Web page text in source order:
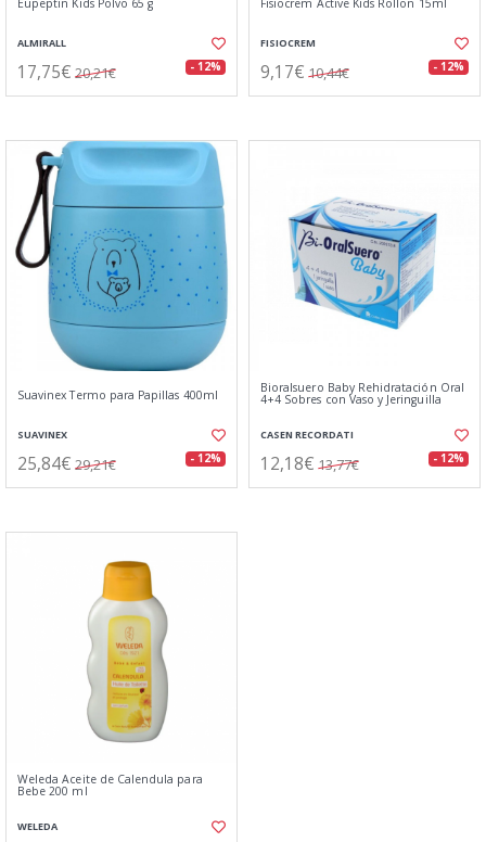
Eupeptin Kids Polvo 65 g
ALMIRALL
17,75€ 20,21€ - 12%
Fisiocrem Active Kids Rollon 15ml
FISIOCREM
9,17€ 10,44€ - 12%
Suavinex Termo para Papillas 400ml
SUAVINEX
25,84€ 29,21€ - 12%
Bioralsuero Baby Rehidratación Oral
4+4 Sobres con Vaso y Jeringuilla
CASEN RECORDATI
12,18€ 13,77€ - 12%
Weleda Aceite de Calendula para
Bebe 200 ml
WELEDA